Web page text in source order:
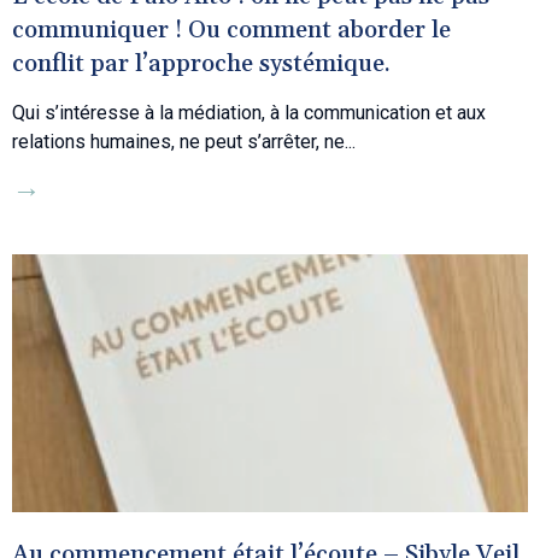
communiquer ! Ou comment aborder le
conflit par l’approche systémique.
Qui s’intéresse à la médiation, à la communication et aux
relations humaines, ne peut s’arrêter, ne
→